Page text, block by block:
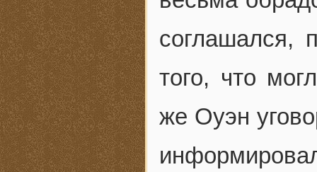
соглашался,
того, что
же Оуэн